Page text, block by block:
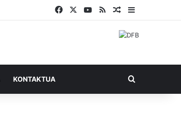
Facebook YouTube
RSS Ausazko
KONTAKTUA